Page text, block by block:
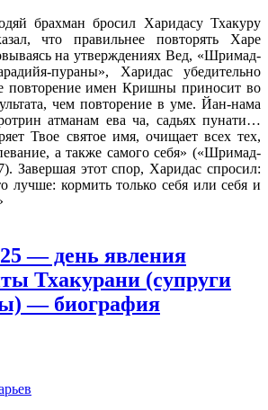
брахман бросил Харидасу Тхакуру
что правильнее повторять Харе
на утверждениях Вед, «Шримад-
пураны», Харидас убедительно
повторение имен Кришны приносит во
чем повторение в уме. Йан-нама
атманам ева ча, садьях пунати…
Твое святое имя, очищает всех тех,
а также самого себя» («Шримад-
Завершая этот спор, Харидас спросил:
лучше: кормить только себя или себя и
— день явления
Тхакурани (супруги
— биография